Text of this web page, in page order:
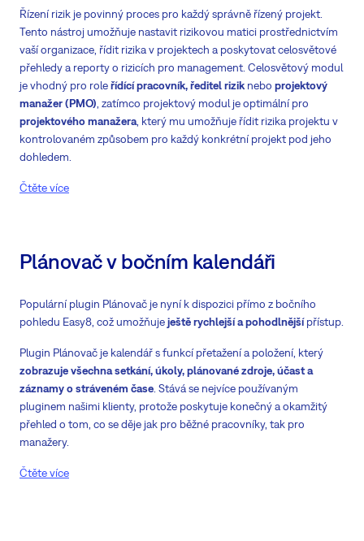
Řízení rizik je povinný proces pro každý správně řízený projekt.
Tento nástroj umožňuje nastavit rizikovou matici prostřednictvím
vaší organizace, řídit rizika v projektech a poskytovat celosvětové
přehledy a reporty o rizicích pro management. Celosvětový modul
je vhodný pro roleřídící pracovník, ředitel riziknebo projektový
manažer (PMO), zatímco projektový modul je optimální pro
projektového manažera, který mu umožňuje řídit rizika projektu v
kontrolovaném způsobem pro každý konkrétní projekt pod jeho
dohledem.
Čtěte více
Plánovač v bočním kalendáři
Populární plugin Plánovač je nyní k dispozici přímo z bočního
pohledu Easy8, což umožňujeještě rychlejší a pohodlnějšípřístup.
Plugin Plánovač je kalendář s funkcí přetažení a položení, který
zobrazuje všechna setkání, úkoly, plánované zdroje, účast a
záznamy o stráveném čase. Stává se nejvíce používaným
pluginem našimi klienty, protože poskytuje konečný a okamžitý
přehled o tom, co se děje jak pro běžné pracovníky, tak pro
manažery.
Čtěte více